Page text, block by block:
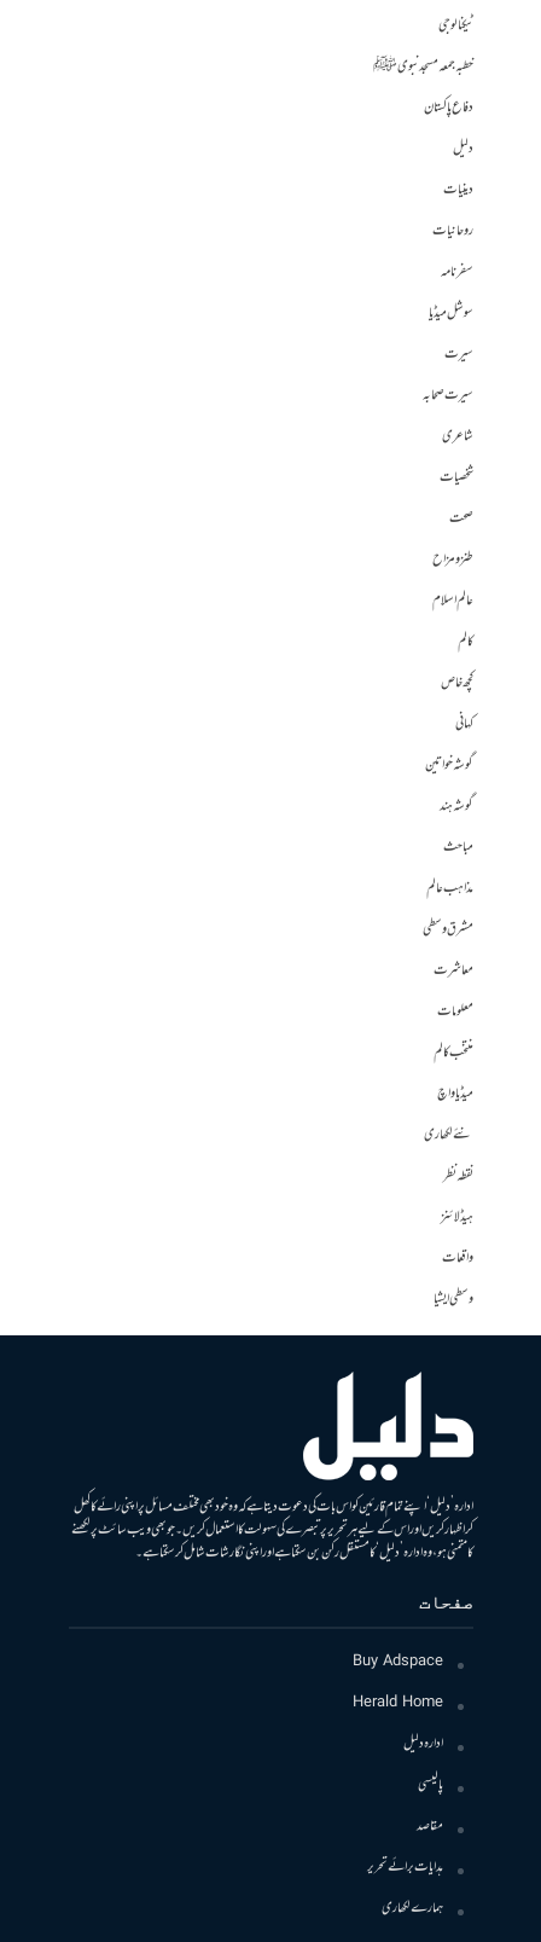
ٹیکنالوجی
خطبہ جمعہ مسجد نبوی ﷺ
دفاع پاکستان
دلیل
دینیات
روحانیات
سفرنامہ
سوشل میڈیا
سیرت
سیرت صحابہ
شاعری
شخصیات
صحت
طنز و مزاح
عالم اسلام
کالم
کچھ خاص
کہانی
گوشہ خواتین
گوشہ ہند
مباحث
مذاہب عالم
مشرق وسطی
معاشرت
معلومات
منتخب کالم
میڈیا واچ
نئے لکھاری
نقطہ نظر
ہیڈلائنز
واقعات
وسطی ایشیا
ادارہ ’دلیل‘ اپنے تمام قارئین کو اس بات کی دعوت دیتا ہے کہ وہ خود بھی مختلف مسائل پر اپنی رائے کا کھل
کر اظہار کریں اور اس کے لیے ہر تحریر پر تبصرے کی سہولت کا استعمال کریں۔ جو بھی ویب سائٹ پر لکھنے
کا متمنی ہو، وہ ادارہ ’دلیل‘ کا مستقل رکن بن سکتا ہے اور اپنی نگارشات شامل کرسکتا ہے۔
صفحات
Buy Adspace
Herald Home
ادارہ دلیل
پالیسی
مقاصد
ہدایات برائے تحریر
ہمارے لکھاری